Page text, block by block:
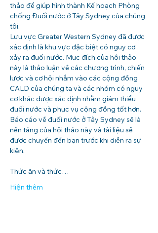
thảo để giúp hình thành Kế hoạch Phòng
chống Đuối nước ở Tây Sydney của chúng
tôi.
Lưu vực Greater Western Sydney đã được
xác định là khu vực đặc biệt có nguy cơ
xảy ra đuối nước. Mục đích của hội thảo
này là thảo luận về các chương trình, chiến
lược và cơ hội nhắm vào các cộng đồng
CALD của chúng ta và các nhóm có nguy
cơ khác được xác định nhằm giảm thiểu
đuối nước và phục vụ cộng đồng tốt hơn.
Báo cáo về đuối nước ở Tây Sydney sẽ là
nền tảng của hội thảo này và tài liệu sẽ
được chuyển đến bạn trước khi diễn ra sự
kiện.
Thức ăn và thức…
Hiện thêm